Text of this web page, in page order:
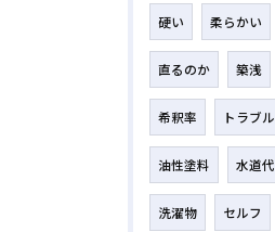
硬い 柔らかい
直るのか 築浅
希釈率 トラブル
油性塗料 水道代
洗濯物 セルフ